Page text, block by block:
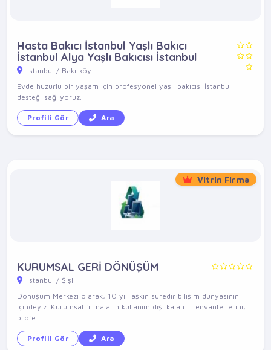
Hasta Bakıcı İstanbul Yaşlı Bakıcı
İstanbul Alya Yaşlı Bakıcısı İstanbul
İstanbul / Bakırköy
Evde huzurlu bir yaşam için profesyonel yaşlı bakıcısı İstanbul
desteği sağlıyoruz.
Profili Gör Ara
Vitrin Firma
KURUMSAL GERİ DÖNÜŞÜM
İstanbul / Şişli
Dönüşüm Merkezi olarak, 10 yılı aşkın süredir bilişim dünyasının
içindeyiz. Kurumsal firmaların kullanım dışı kalan IT envanterlerini,
profe...
Profili Gör Ara